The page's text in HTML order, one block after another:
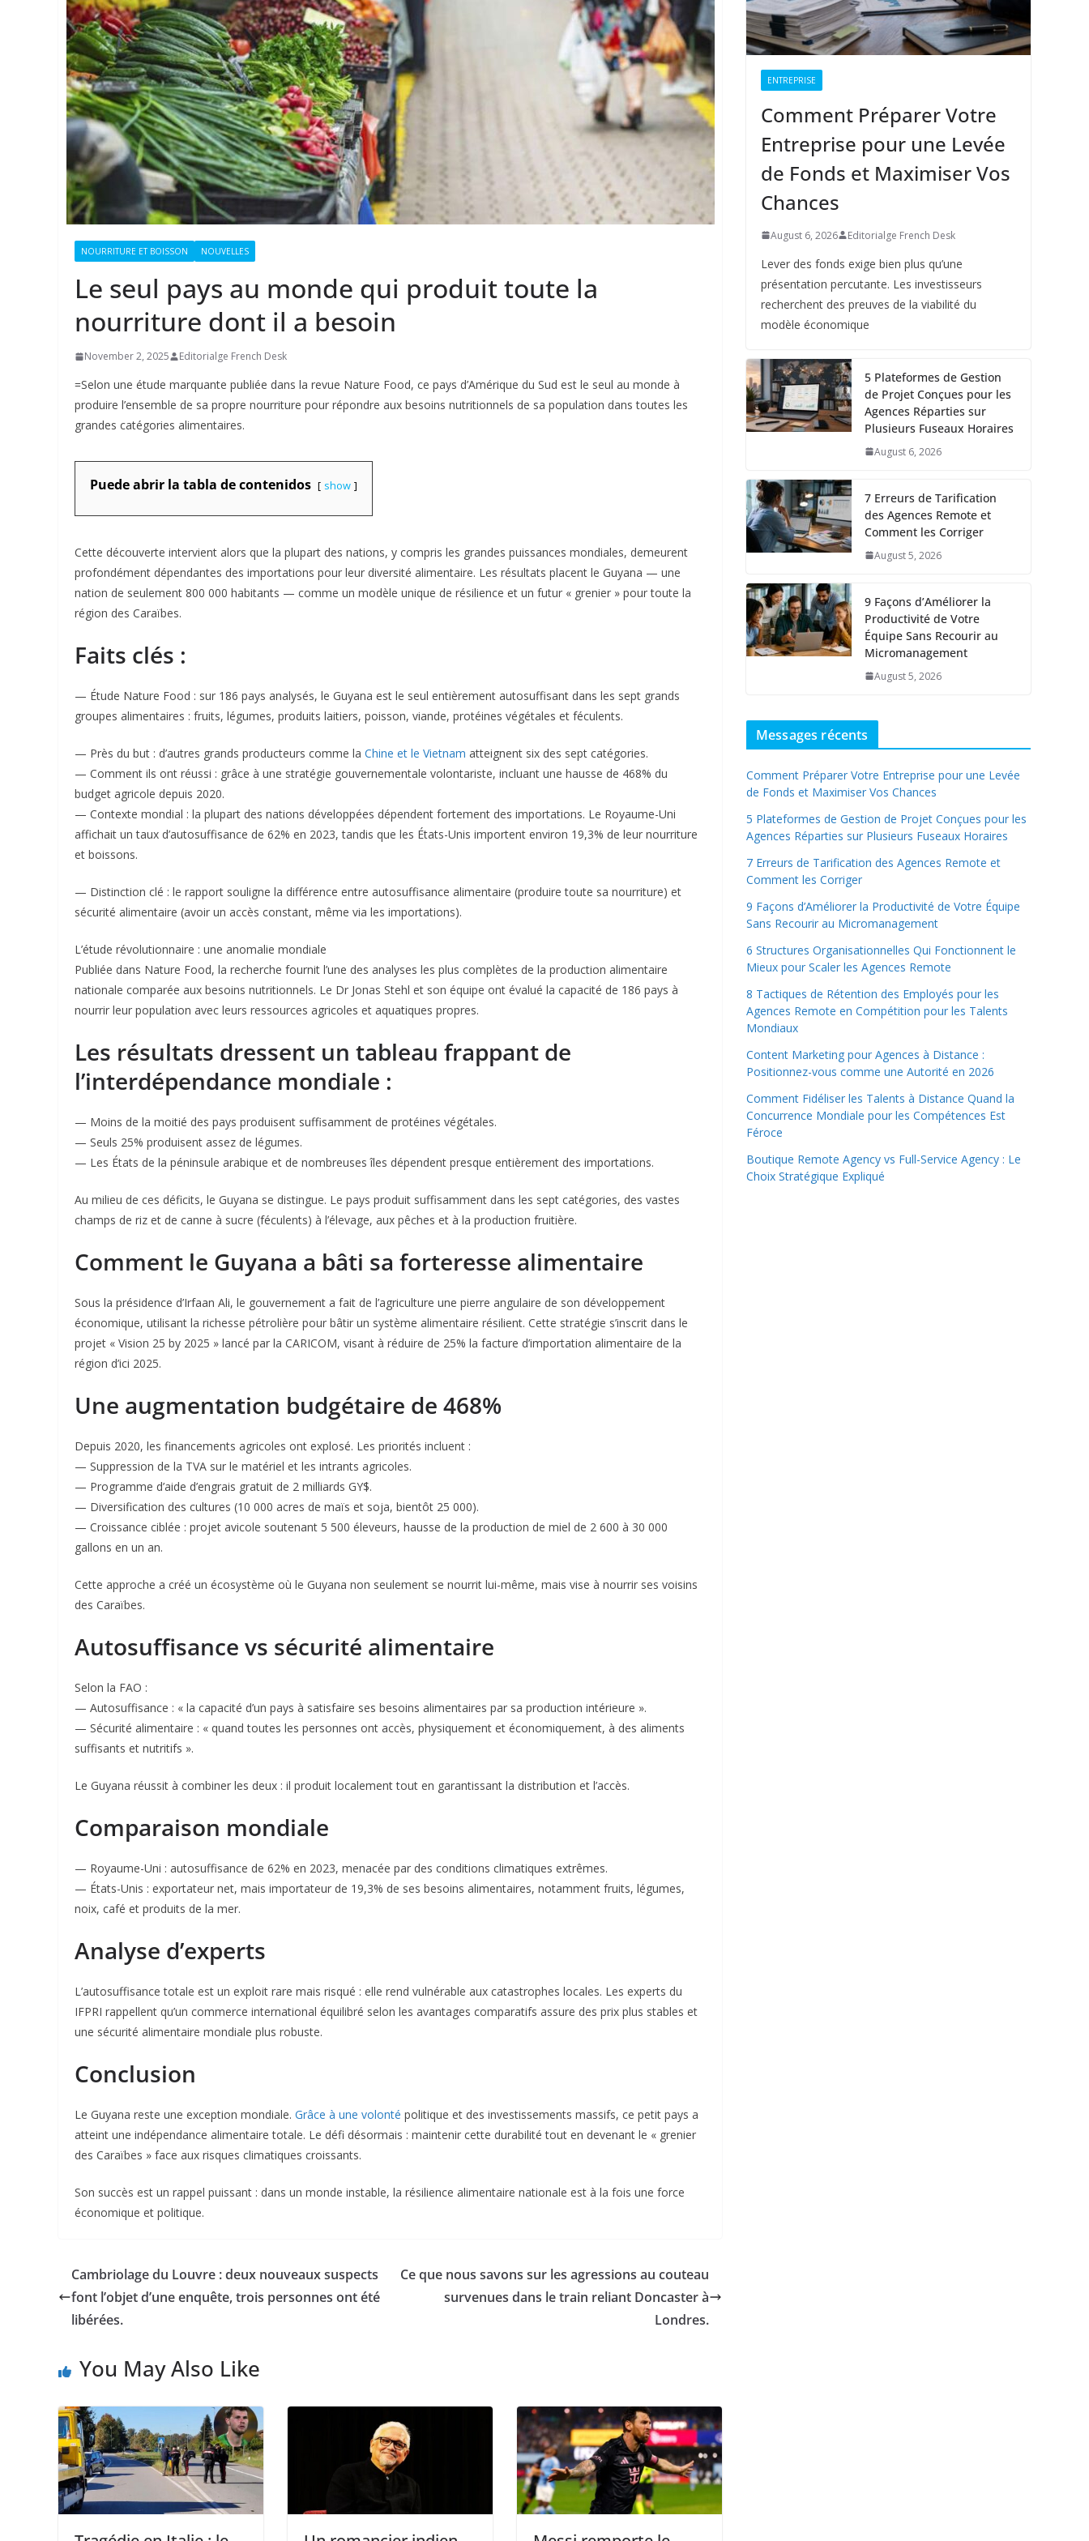
NOURRITURE ET BOISSON NOUVELLES
Le seul pays au monde qui produit toute la
nourriture dont il a besoin
November 2, 2025 Editorialge French Desk
=Selon une étude marquante publiée dans la revue Nature Food, ce pays d’Amérique du Sud est le seul au monde à
produire l’ensemble de sa propre nourriture pour répondre aux besoins nutritionnels de sa population dans toutes les
grandes catégories alimentaires.
Puede abrir la tabla de contenidos show
Cette découverte intervient alors que la plupart des nations, y compris les grandes puissances mondiales, demeurent
profondément dépendantes des importations pour leur diversité alimentaire. Les résultats placent le Guyana — une
nation de seulement 800 000 habitants — comme un modèle unique de résilience et un futur « grenier » pour toute la
région des Caraïbes.
Faits clés :
— Étude Nature Food : sur 186 pays analysés, le Guyana est le seul entièrement autosuffisant dans les sept grands
groupes alimentaires : fruits, légumes, produits laitiers, poisson, viande, protéines végétales et féculents.
— Près du but : d’autres grands producteurs comme la Chine et le Vietnam atteignent six des sept catégories.
— Comment ils ont réussi : grâce à une stratégie gouvernementale volontariste, incluant une hausse de 468% du
budget agricole depuis 2020.
— Contexte mondial : la plupart des nations développées dépendent fortement des importations. Le Royaume-Uni
affichait un taux d’autosuffisance de 62% en 2023, tandis que les États-Unis importent environ 19,3% de leur nourriture
et boissons.
— Distinction clé : le rapport souligne la différence entre autosuffisance alimentaire (produire toute sa nourriture) et
sécurité alimentaire (avoir un accès constant, même via les importations).
L’étude révolutionnaire : une anomalie mondiale
Publiée dans Nature Food, la recherche fournit l’une des analyses les plus complètes de la production alimentaire
nationale comparée aux besoins nutritionnels. Le Dr Jonas Stehl et son équipe ont évalué la capacité de 186 pays à
nourrir leur population avec leurs ressources agricoles et aquatiques propres.
Les résultats dressent un tableau frappant de
l’interdépendance mondiale :
— Moins de la moitié des pays produisent suffisamment de protéines végétales.
— Seuls 25% produisent assez de légumes.
— Les États de la péninsule arabique et de nombreuses îles dépendent presque entièrement des importations.
Au milieu de ces déficits, le Guyana se distingue. Le pays produit suffisamment dans les sept catégories, des vastes
champs de riz et de canne à sucre (féculents) à l’élevage, aux pêches et à la production fruitière.
Comment le Guyana a bâti sa forteresse alimentaire
Sous la présidence d’Irfaan Ali, le gouvernement a fait de l’agriculture une pierre angulaire de son développement
économique, utilisant la richesse pétrolière pour bâtir un système alimentaire résilient. Cette stratégie s’inscrit dans le
projet « Vision 25 by 2025 » lancé par la CARICOM, visant à réduire de 25% la facture d’importation alimentaire de la
région d’ici 2025.
Une augmentation budgétaire de 468%
Depuis 2020, les financements agricoles ont explosé. Les priorités incluent :
— Suppression de la TVA sur le matériel et les intrants agricoles.
— Programme d’aide d’engrais gratuit de 2 milliards GY$.
— Diversification des cultures (10 000 acres de maïs et soja, bientôt 25 000).
— Croissance ciblée : projet avicole soutenant 5 500 éleveurs, hausse de la production de miel de 2 600 à 30 000
gallons en un an.
Cette approche a créé un écosystème où le Guyana non seulement se nourrit lui-même, mais vise à nourrir ses voisins
des Caraïbes.
Autosuffisance vs sécurité alimentaire
Selon la FAO :
— Autosuffisance : « la capacité d’un pays à satisfaire ses besoins alimentaires par sa production intérieure ».
— Sécurité alimentaire : « quand toutes les personnes ont accès, physiquement et économiquement, à des aliments
suffisants et nutritifs ».
Le Guyana réussit à combiner les deux : il produit localement tout en garantissant la distribution et l’accès.
Comparaison mondiale
— Royaume-Uni : autosuffisance de 62% en 2023, menacée par des conditions climatiques extrêmes.
— États-Unis : exportateur net, mais importateur de 19,3% de ses besoins alimentaires, notamment fruits, légumes,
noix, café et produits de la mer.
Analyse d’experts
L’autosuffisance totale est un exploit rare mais risqué : elle rend vulnérable aux catastrophes locales. Les experts du
IFPRI rappellent qu’un commerce international équilibré selon les avantages comparatifs assure des prix plus stables et
une sécurité alimentaire mondiale plus robuste.
Conclusion
Le Guyana reste une exception mondiale. Grâce à une volonté politique et des investissements massifs, ce petit pays a
atteint une indépendance alimentaire totale. Le défi désormais : maintenir cette durabilité tout en devenant le « grenier
des Caraïbes » face aux risques climatiques croissants.
Son succès est un rappel puissant : dans un monde instable, la résilience alimentaire nationale est à la fois une force
économique et politique.
Cambriolage du Louvre : deux nouveaux suspects
font l’objet d’une enquête, trois personnes ont été
libérées.
Ce que nous savons sur les agressions au couteau
survenues dans le train reliant Doncaster à
Londres.
You May Also Like
ENTREPRISE
Comment Préparer Votre
Entreprise pour une Levée
de Fonds et Maximiser Vos
Chances
August 6, 2026 Editorialge French Desk
Lever des fonds exige bien plus qu’une
présentation percutante. Les investisseurs
recherchent des preuves de la viabilité du
modèle économique
5 Plateformes de Gestion
de Projet Conçues pour les
Agences Réparties sur
Plusieurs Fuseaux Horaires
August 6, 2026
7 Erreurs de Tarification
des Agences Remote et
Comment les Corriger
August 5, 2026
9 Façons d’Améliorer la
Productivité de Votre
Équipe Sans Recourir au
Micromanagement
August 5, 2026
Messages récents
Comment Préparer Votre Entreprise pour une Levée
de Fonds et Maximiser Vos Chances
5 Plateformes de Gestion de Projet Conçues pour les
Agences Réparties sur Plusieurs Fuseaux Horaires
7 Erreurs de Tarification des Agences Remote et
Comment les Corriger
9 Façons d’Améliorer la Productivité de Votre Équipe
Sans Recourir au Micromanagement
6 Structures Organisationnelles Qui Fonctionnent le
Mieux pour Scaler les Agences Remote
8 Tactiques de Rétention des Employés pour les
Agences Remote en Compétition pour les Talents
Mondiaux
Content Marketing pour Agences à Distance :
Positionnez-vous comme une Autorité en 2026
Comment Fidéliser les Talents à Distance Quand la
Concurrence Mondiale pour les Compétences Est
Féroce
Boutique Remote Agency vs Full-Service Agency : Le
Choix Stratégique Expliqué